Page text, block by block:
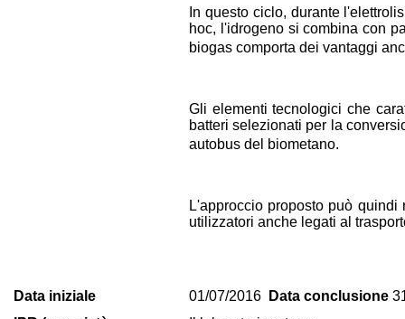
In questo ciclo, durante
hoc, l'idrogeno si combina con
biogas comporta dei vantaggi
Gli elementi tecnologici che
batteri selezionati per la
autobus del biometano.
L'approccio proposto può
utilizzatori anche legati al
Data iniziale 01/07/2016 Data conclusione